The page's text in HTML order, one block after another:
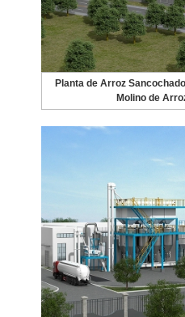
Planta de Arroz
Molino de